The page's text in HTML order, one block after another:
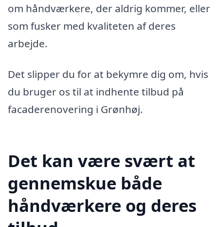
om håndværkere, der aldrig kommer, eller
som fusker med kvaliteten af deres
arbejde.
Det slipper du for at bekymre dig om, hvis
du bruger os til at indhente tilbud på
facaderenovering i Grønhøj.
Det kan være svært at
gennemskue både
håndværkere og deres